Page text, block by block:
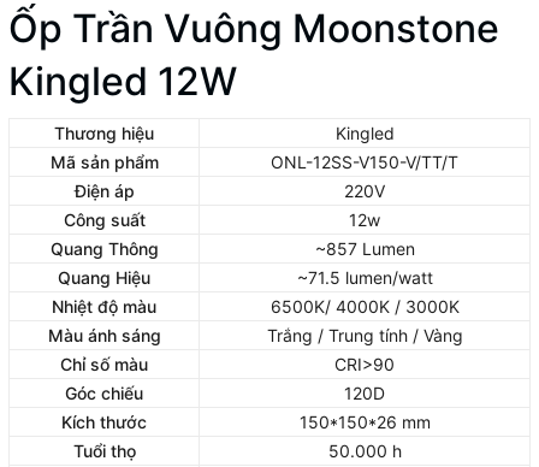
Ốp Trần Vuông Moonstone
Kingled 12W
Thương hiệu
Kingled
Mã sản phẩm
ONL-12SS-V150-V/TT/T
Điện áp
220V
Công suất
12w
Quang Thông
~857 Lumen
Quang Hiệu
~71.5 lumen/watt
Nhiệt độ màu
6500K/ 4000K / 3000K
Màu ánh sáng
Trắng / Trung tính / Vàng
Chỉ số màu
CRI>90
Góc chiếu
120D
Kích thước
150*150*26 mm
Tuổi thọ
50.000 h